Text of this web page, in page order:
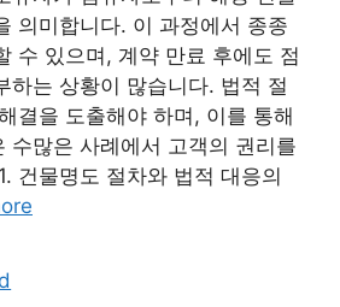
의미합니다. 이 과정에서 종종
수 있으며, 계약 만료 후에도 점
하는 상황이 많습니다. 법적 절
결을 도출해야 하며, 이를 통해
수많은 사례에서 고객의 권리를
건물명도 절차와 법적 대응의